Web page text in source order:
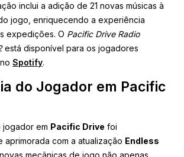
inclui a adição de 21 novas músicas à
jogo, enriquecendo a experiência
expedições. O Pacific Drive Radio
está disponível para os jogadores
Spotify.
do Jogador em Pacific
em Pacific Drive foi
aprimorada com a atualização Endless
novas mecânicas de jogo não apenas